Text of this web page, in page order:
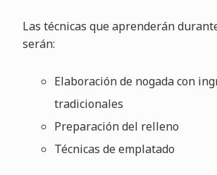
Las técnicas que aprenderán
serán:
Elaboración de nogada con
tradicionales
Preparación del relleno
Técnicas de emplatado